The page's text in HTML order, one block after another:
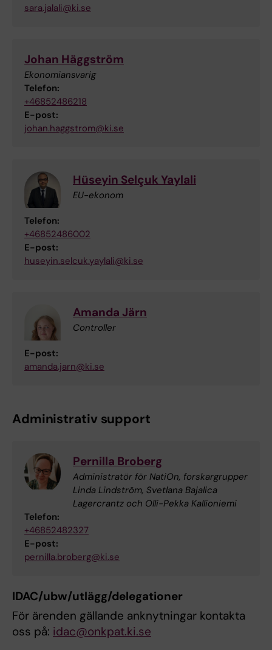
sara.jalali@ki.se
Johan Häggström
Ekonomiansvarig
Telefon:
+46852486218
E-post:
johan.haggstrom@ki.se
Hüseyin Selçuk Yaylali
EU-ekonom
Telefon:
+46852486002
E-post:
huseyin.selcuk.yaylali@ki.se
Amanda Järn
Controller
E-post:
amanda.jarn@ki.se
Administrativ support
Pernilla Broberg
Administratör för NatiOn, forskargrupper
Linda Lindström, Svetlana Bajalica
Lagercrantz och Olli-Pekka Kallioniemi
Telefon:
+46852482327
E-post:
pernilla.broberg@ki.se
IDAC/ubw/utlägg/delegationer
För ärenden gällande anknytningar kontakta
oss på: idac@onkpat.ki.se